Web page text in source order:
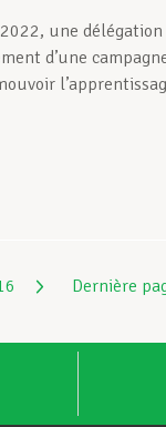
une délégation
d’une
Dernière